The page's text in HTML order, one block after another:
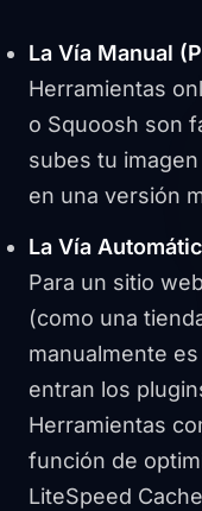
La Vía Manual
Herramientas
o Squoosh son
subes tu imagen
en una versión
La Vía
Para un sitio
(como una
manualmente
entran los
Herramientas
función de
LiteSpeed